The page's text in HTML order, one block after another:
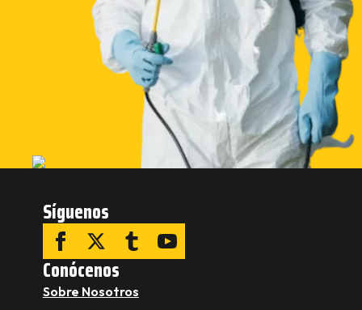
Síguenos
Conócenos
Sobre Nosotros